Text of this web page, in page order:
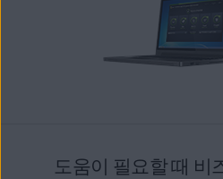
도움이 필요할 때 비